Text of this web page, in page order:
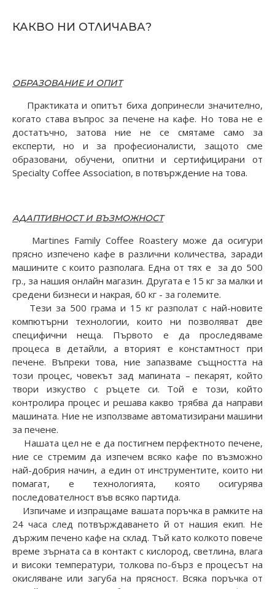
КАКВО НИ ОТЛИЧАВА?
ОБРАЗОВАНИЕ И ОПИТ
Практиката и опитът биха допринесли значително,
когато става въпрос за печене на кафе. Но това не е
достатъчно, затова ние не се смятаме само за
експерти, но и за професионалисти, защото сме
образовани, обучени, опитни и сертифицирани от
Specialty Coffee Association, в потвърждение на това.
АДАПТИВНОСТ И ВЪЗМОЖНОСТ
Martines Family Coffee Roastery може да осигури
прясно изпечено кафе в различни количества, заради
машините с които разполага. Една от тях е за до 500
гр., за нашия онлайн магазин. Другата е 15 кг за малки и
средени бизнеси и накрая, 60 кг - за големите.
Тези за 500 грама и 15 кг разполат с най-новите
компютърни технологии, които ни позволяват две
специфични неща. Първото е да проследяваме
процеса в детайли, а вторият е констамтност при
печене. Въпреки това, ние запазваме същността на
този процес, човекът зад мапината – пекарят, който
твори изкуство с ръцете си. Той е този, който
контролира процес и решава какво трябва да направи
машината. Ние не използваме автоматизирани машини
за печене.
Нашата цел не е да постигнем перфектното печене,
ние се стремим да изпечем всяко кафе по възможно
най-добрия начин, а един от инструментите, които ни
помагат, е технологията, която осигурява
последователност във всяко партида.
Изпичаме и изпращаме вашата поръчка в рамките на
24 часа след потвърждаването й от нашия екип. Не
държим печено кафе на склад. Тъй като колкото повече
време зърната са в контакт с кислород, светлина, влага
и високи температури, толкова по-бърз е процесът на
окисляване или загуба на прясност. Всяка поръчка от